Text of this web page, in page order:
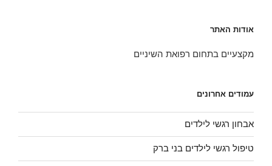
אודות האתר
מקצעיים בתחום רפואת השיניים
עמודים אחרונים
אבחון רגשי לילדים
טיפול רגשי לילדים בני ברק